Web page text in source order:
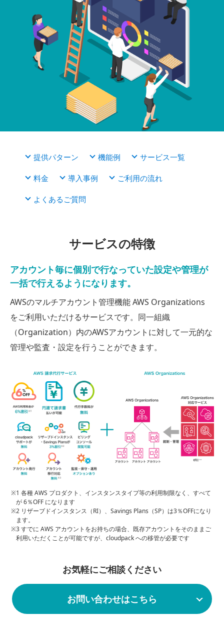
提供パターン 機能例 サービス一覧
料金 導入事例 ご利用の流れ
よくあるご質問
サービスの特徴
アカウント毎に個別で行なっていた設定や管理が
一括で行えるようになります。
AWSのマルチアカウント管理機能 AWS Organizations
をご利用いただけるサービスです。 同一組織
（Organization）内のAWSアカウントに対して一元的な
管理や監査・設定を行うことができます。
1 各種 AWS プロダクト、インスタンスタイプ等の利用制限なく、すべて
が 6％OFF になります
2 リザーブドインスタンス（RI）、Savings Plans（SP）は3％OFFになり
ます。
3 すでに AWS アカウントをお持ちの場合、既存アカウントをそのままご
利用いただくことが可能ですが、cloudpack への移管が必要です
お気軽にご相談ください
お問い合わせはこちら